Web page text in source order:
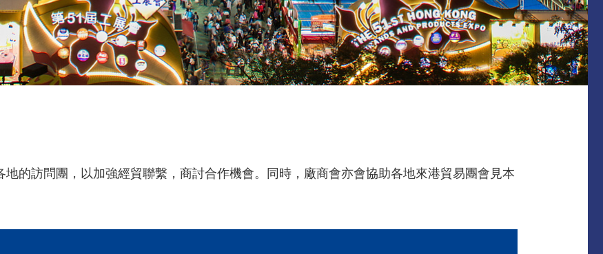
的訪問團，以加強經貿聯繫，商討合作機會。同時，廠商會亦會協助各地來港貿易團會見本